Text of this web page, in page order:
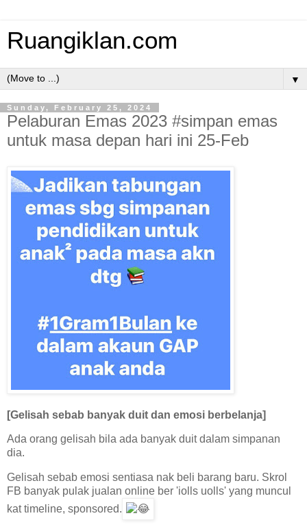
Ruangiklan.com
▼
Sunday, February 25, 2024
Pelaburan Emas 2023 #simpan emas
untuk masa depan hari ini 25-Feb
[Gelisah sebab banyak duit dan emosi berbelanja]
Ada orang gelisah bila ada banyak duit dalam simpanan
dia.
Gelisah sebab emosi sentiasa nak beli barang baru. Skrol
FB banyak pulak jualan online ber 'iolls uolls' yang muncul
kat timeline, sponsored.